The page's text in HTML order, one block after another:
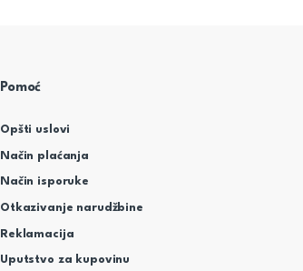
Pomoć
Opšti uslovi
Način plaćanja
Način isporuke
Otkazivanje narudžbine
Reklamacija
Uputstvo za kupovinu